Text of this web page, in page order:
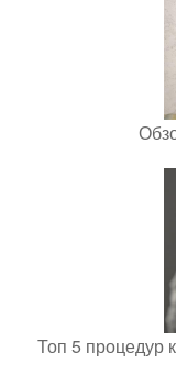
Топ 5 процедур